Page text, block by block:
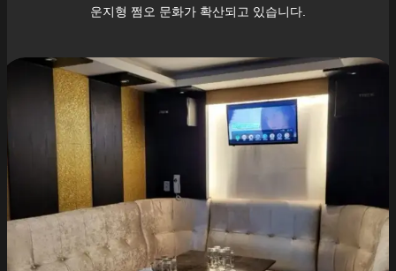
운지형 쩜오 문화가 확산되고 있습니다.